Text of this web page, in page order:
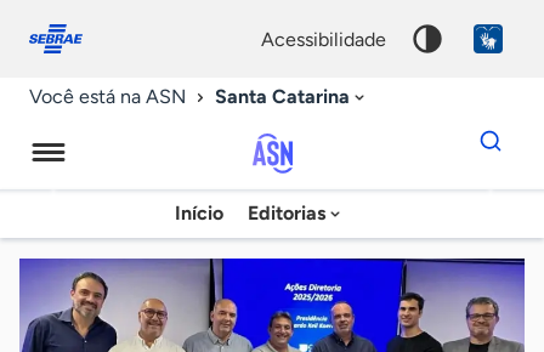
conosco
acessibilidade
Você está na ASN Santa Catarina
Agência
Sebrae
de
Notícias
Início Editorias
Dados
para
chave